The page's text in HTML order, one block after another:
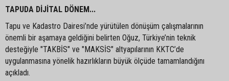
TAPUDA DİJİTAL DÖNEM...
Tapu ve Kadastro Dairesi’nde yürütülen dönüşüm çalışmalarının
önemli bir aşamaya geldiğini belirten Oğuz, Türkiye’nin teknik
desteğiyle "TAKBİS" ve "MAKSİS" altyapılarının KKTC’de
uygulanmasına yönelik hazırlıkların büyük ölçüde tamamlandığını
açıkladı.